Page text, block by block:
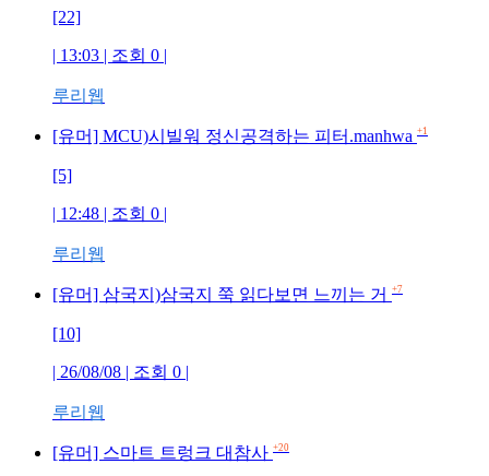
[22]
| 13:03 | 조회 0 |
루리웹
[유머] MCU)시빌워 정신공격하는 피터.manhwa +1
[5]
| 12:48 | 조회 0 |
루리웹
[유머] 삼국지)삼국지 쭉 읽다보면 느끼는 거 +7
[10]
| 26/08/08 | 조회 0 |
루리웹
[유머] 스마트 트렁크 대참사 +20